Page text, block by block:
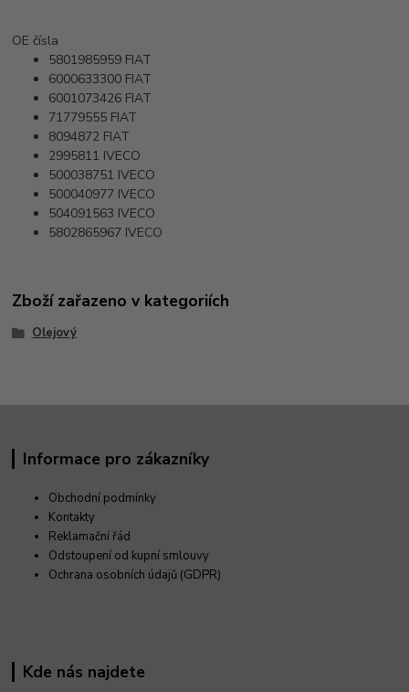
OE čísla
5801985959 FIAT
6000633300 FIAT
6001073426 FIAT
71779555 FIAT
8094872 FIAT
2995811 IVECO
500038751 IVECO
500040977 IVECO
504091563 IVECO
5802865967 IVECO
Zboží zařazeno v kategoriích
Olejový
Informace pro zákazníky
Obchodní podmínky
Kontakty
Reklamační řád
Odstoupení od kupní smlouvy
Ochrana osobních údajů (GDPR)
Kde nás najdete